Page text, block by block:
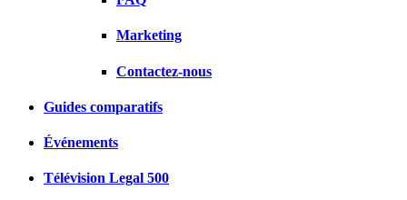
Marketing
Contactez-nous
Guides comparatifs
Événements
Télévision Legal 500